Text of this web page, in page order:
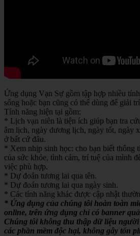
Ứng dụng Vạn Sự gồm tập hợp nhiều
sống hoặc bạn cũng có thể dùng để giải
Tính năng hiện tại gồm:
* Lịch vạn niên là tiện ích giúp bạn tra
âm lịch, ngày dương lịch, ngày tốt, ngày
ở bất cứ đâu.
* Xem nhịp sinh học: cho bạn biết thông
của sức khỏe, tình cảm, trí tuệ của mình
việc phù hợp.
* Dự đoán tương lai qua tên.
* Dự đoán tương lai qua ngày sinh.
* Các tính năng khác được cập nhật
* Ứng dụng của chúng tôi hoàn toàn
online, trên ứng dụng chỉ có banner
Chúng tôi không thu thập dữ liệu
các phần mềm độc hại, không gây tốn